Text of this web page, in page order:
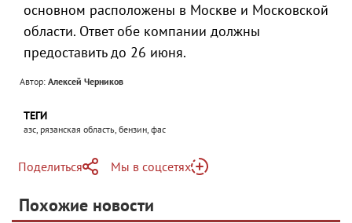
основном расположены в Москве и Московской
области. Ответ обе компании должны
предоставить до 26 июня.
Автор: Алексей Черников
ТЕГИ
азс, рязанская область, бензин, фас
Поделиться
Telegram
Мы в соцсетях
Похожие новости